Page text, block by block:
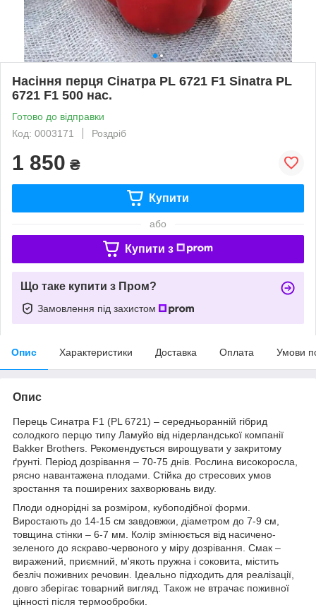
Насіння перця Сінатра PL 6721 F1 Sinatra PL
6721 F1 500 нас.
Готово до відправки
Код: 0003171
Роздріб
1 850 ₴
Купити
або
Купити з
Що таке купити з Пром?
Замовлення під захистом
Опис Характеристики Доставка Оплата Умови
Опис
Перець Синатра F1 (PL 6721) – середньоранній гібрид
солодкого перцю типу Ламуйо від нідерландської компанії
Bakker Brothers. Рекомендується вирощувати у закритому
ґрунті. Період дозрівання – 70-75 днів. Рослина високоросла,
рясно навантажена плодами. Стійка до стресових умов
зростання та поширених захворювань виду.
Плоди однорідні за розміром, кубоподібної форми.
Виростають до 14-15 см завдовжки, діаметром до 7-9 см,
товщина стінки – 6-7 мм. Колір змінюється від насичено-
зеленого до яскраво-червоного у міру дозрівання. Смак –
виражений, приємний, м'якоть пружна і соковита, містить
безліч поживних речовин. Ідеально підходить для реалізації,
довго зберігає товарний вигляд. Також не втрачає поживної
цінності після термообробки.